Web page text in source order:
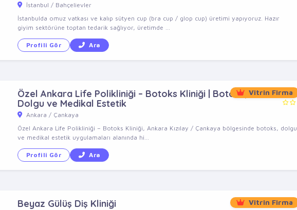
İstanbul / Bahçelievler
İstanbulda omuz vatkası ve kalıp sütyen cup (bra cup / glop cup) üretimi yapıyoruz. Hazır
giyim sektörüne toptan tedarik sağlıyor, üretimde ...
Profili Gör Ara
Vitrin Firma
Özel Ankara Life Polikliniği – Botoks Kliniği | Botoks,
Dolgu ve Medikal Estetik
Ankara / Çankaya
Özel Ankara Life Polikliniği – Botoks Kliniği, Ankara Kızılay / Çankaya bölgesinde botoks, dolgu
ve medikal estetik uygulamaları alanında hi...
Profili Gör Ara
Vitrin Firma
Beyaz Gülüş Diş Kliniği